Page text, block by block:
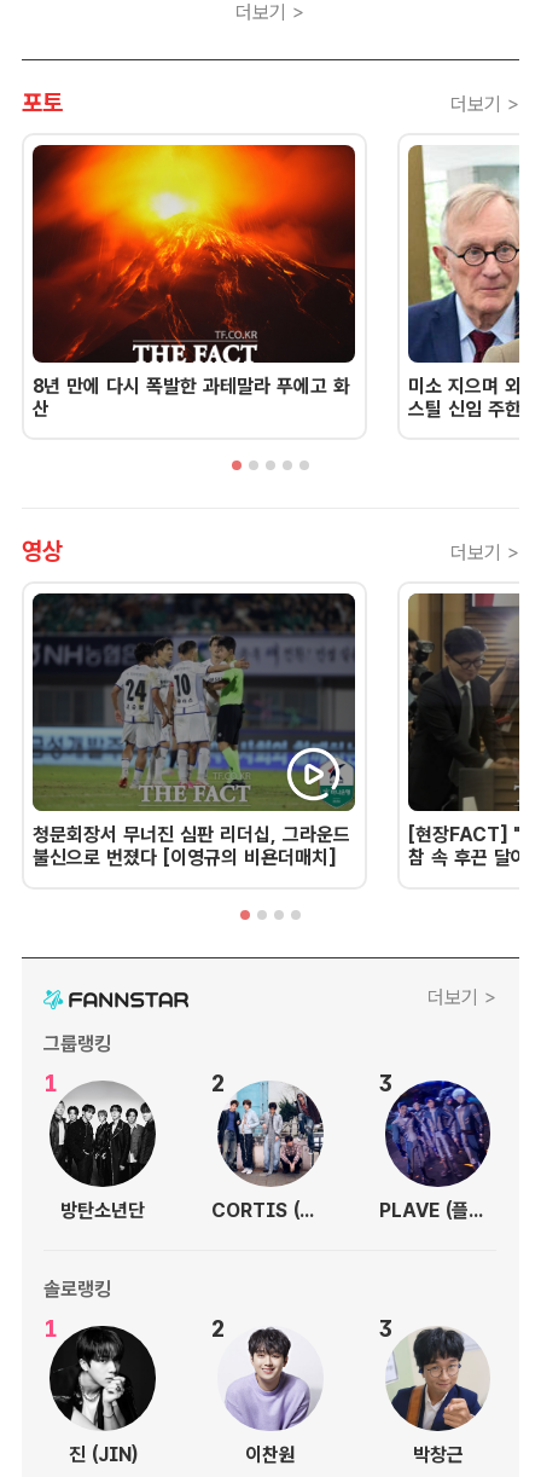
더보기 >
포토 더보기 >
8년 만에 다시 폭발한 과테말라 푸에고 화
산
미소 지으며 외
스틸 신임 주한
영상 더보기 >
청문회장서 무너진 심판 리더십, 그라운드
불신으로 번졌다 [이영규의 비욘더매치]
[현장FACT] "한
참 속 후끈 달아
더보기 >
그룹랭킹
1
방탄소년단
2
CORTIS (코르티스)
3
PLAVE (플레이브)
솔로랭킹
1
진 (JIN)
2
이찬원
3
박창근